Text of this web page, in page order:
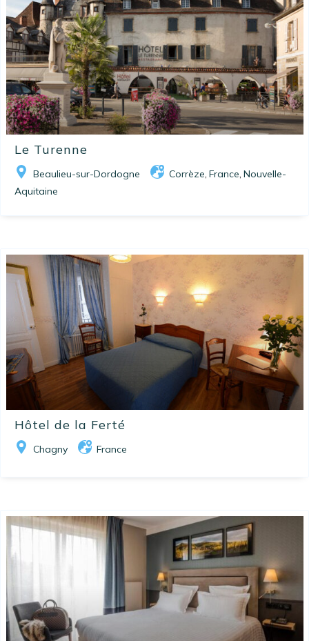
Le Turenne
Beaulieu-sur-Dordogne Corrèze, France, Nouvelle-
Aquitaine
Hôtel de la Ferté
Chagny France